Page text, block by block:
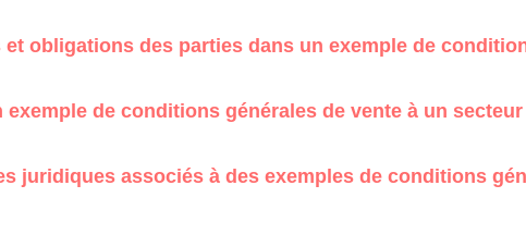
obligations des parties dans un exemple de
exemple de conditions générales de vente à un secteur
juridiques associés à des exemples de conditions